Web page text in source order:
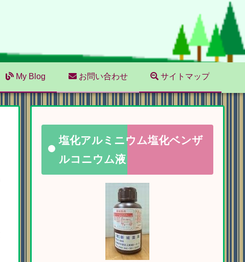
My Blog お問い合わせ サイトマップ
塩化アルミニウム塩化ベンザ
ルコニウム液